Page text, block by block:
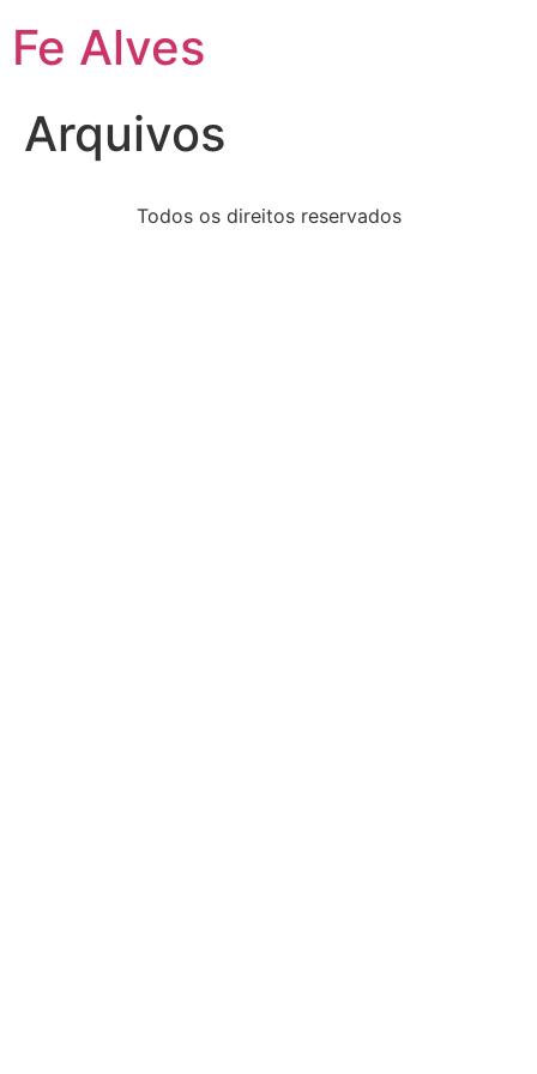
Fe Alves
Arquivos
Todos os direitos reservados